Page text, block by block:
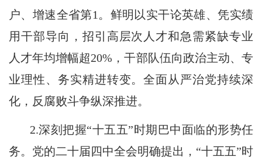
户、增速全省第1。鲜明以实干论英雄、凭实绩
用干部导向，招引高层次人才和急需紧缺专业
人才年均增幅超20%，干部队伍向政治主动、专
业理性、务实精进转变。全面从严治党持续深
化，反腐败斗争纵深推进。
2.深刻把握“十五五”时期巴中面临的形势任
务。党的二十届四中全会明确提出，“十五五”时